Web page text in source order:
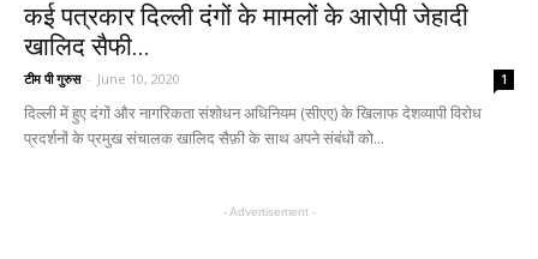
कई पत्रकार दिल्ली दंगों के मामलों के आरोपी जेहादी
खालिद सैफी...
टीम पी गुरुस - June 10, 2020 1
दिल्ली में हुए दंगों और नागरिकता संशोधन अधिनियम (सीएए) के खिलाफ देशव्यापी विरोध
प्रदर्शनों के प्रमुख संचालक खालिद सैफ़ी के साथ अपने संबंधों को...
- Advertisement -